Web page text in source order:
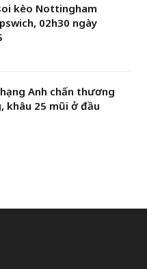
kèo Nottingham
02h30 ngày
Anh chấn thương
khâu 25 mũi ở đầu